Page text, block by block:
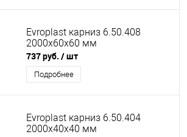
Evroplast карниз 6.50.408
2000x60x60 мм
737 руб. / шт
Подробнее
Evroplast карниз 6.50.404
2000x40x40 мм